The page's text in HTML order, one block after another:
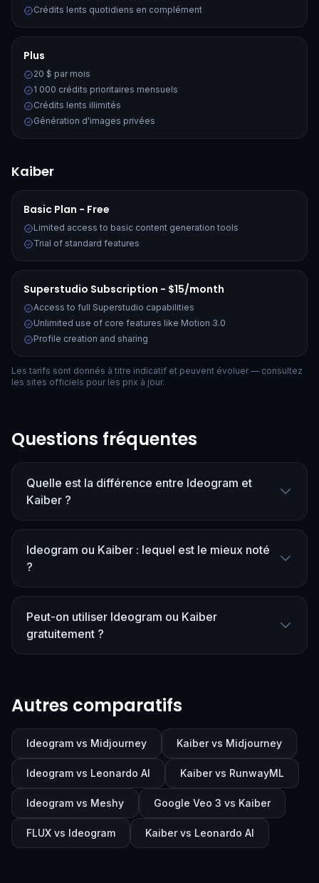
Crédits lents quotidiens en complément
Plus
20 $ par mois
1 000 crédits prioritaires mensuels
Crédits lents illimités
Génération d'images privées
Kaiber
Basic Plan - Free
Limited access to basic content generation tools
Trial of standard features
Superstudio Subscription - $15/month
Access to full Superstudio capabilities
Unlimited use of core features like Motion 3.0
Profile creation and sharing
Les tarifs sont donnés à titre indicatif et peuvent évoluer — consultez
les sites officiels pour les prix à jour.
Questions fréquentes
Quelle est la différence entre Ideogram et
Kaiber ?
Ideogram ou Kaiber : lequel est le mieux noté
?
Peut-on utiliser Ideogram ou Kaiber
gratuitement ?
Autres comparatifs
Ideogram vs Midjourney Kaiber vs Midjourney
Ideogram vs Leonardo AI Kaiber vs RunwayML
Ideogram vs Meshy Google Veo 3 vs Kaiber
FLUX vs Ideogram Kaiber vs Leonardo AI